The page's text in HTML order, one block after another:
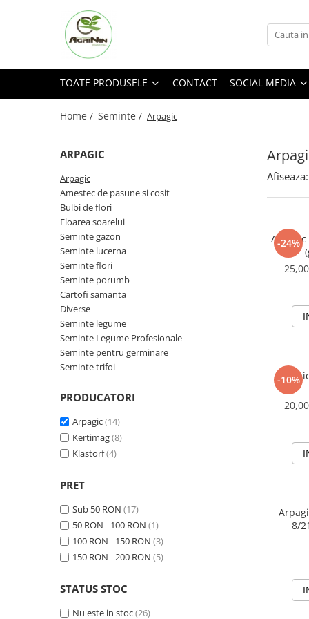
Toate Produsele
Amestec de pasune si cosit
Floarea soarelui
Seminte gazon
Seminte lucerna
Seminte flori
Seminte porumb
Seminte Porumb
Semnte porumb zaharat
Cartofi samanta
Seminte legume
Seminte ardei
Seminte broccoli
Seminte castraveti
Seminte ceapa
Seminte de Gulii
Seminte de Leustean
Seminte de Patrunjel
Seminte de praz
Seminte dovleac decorativ
Seminte fasole
Seminte mazare
Social media
Nu ai gasit produsul cautat?
TOATE PRODUSELE CONTACT SOCIAL MEDIA
Home / Seminte / Arpagic
ARPAGIC
Arpagic
Amestec de pasune si cosit
Bulbi de flori
Floarea soarelui
Seminte gazon
Seminte lucerna
Seminte flori
Seminte porumb
Cartofi samanta
Diverse
Seminte legume
Seminte Legume Profesionale
Seminte pentru germinare
Seminte trifoi
PRODUCATORI
Arpagic(14)
Kertimag(8)
Klastorf(4)
PRET
Sub 50 RON (17)
50 RON - 100 RON (1)
100 RON - 150 RON (3)
150 RON - 200 RON (5)
STATUS STOC
Nu este in stoc(26)
Afiseaza:
-24%
-10%
8/